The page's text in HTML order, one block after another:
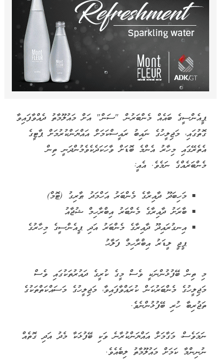
ޕީއެންސީގެ ބައެއް މެންބަރުން "ސަން" އަށް މައުލޫމާތު ދެއްވާފައިވާ
ގޮތުގައި، މަޖިލީހުގެ ނައިބު ރައީސްކަމަށް އައްޔަންކުރުމަށް ޕާޓީގެ
އެތެރޭގައި މިހާރު އެންމެ ބޮޑަށް ވާހަކަދެކެވެމުންދަނީ ތިން
މެންބަރެއްގެ ނަމެވެ. އެއީ:
މަހިބަދޫ ދާއިރާގެ މެންބަރު އަހްމަދު ޠާރިގު (ޓޮމް)
ބާރަށު ދާއިރާގެ މެންބަރު އިބްރާހިމް ޝުޖާއު
އިނގުރައިދޫ ދާއިރާގެ މެންބަރު އަދި ޕީއެންސީގެ މިހާރުގެ
ޕީޖީ ލީޑަރު އިބްރާހިމް ފަލާޙު
މި ތިން ބޭފުޅުންނަކީ ވެސް މީގެ ކުރީގެ ދައުރުތަކުގައި ވެސް
މަޖިލީހުގެ މެންބަރުކަން ކުރައްވާފައިވާ، މަޖިލީހުގެ މަސައްކަތްތަކުގެ
ތަޖުރިބާ ހުރި ބޭފުޅުންނެވެ.
ނަމަވެސް، މަގާމަށް އައްޔަންކުރާނެ ވަކި ބޭފުޅަކާ މެދު އަދި ގޮތެއް
ނުނިންމާ ކަމަށް މައުލޫމާތު ލިބެއެވެ.